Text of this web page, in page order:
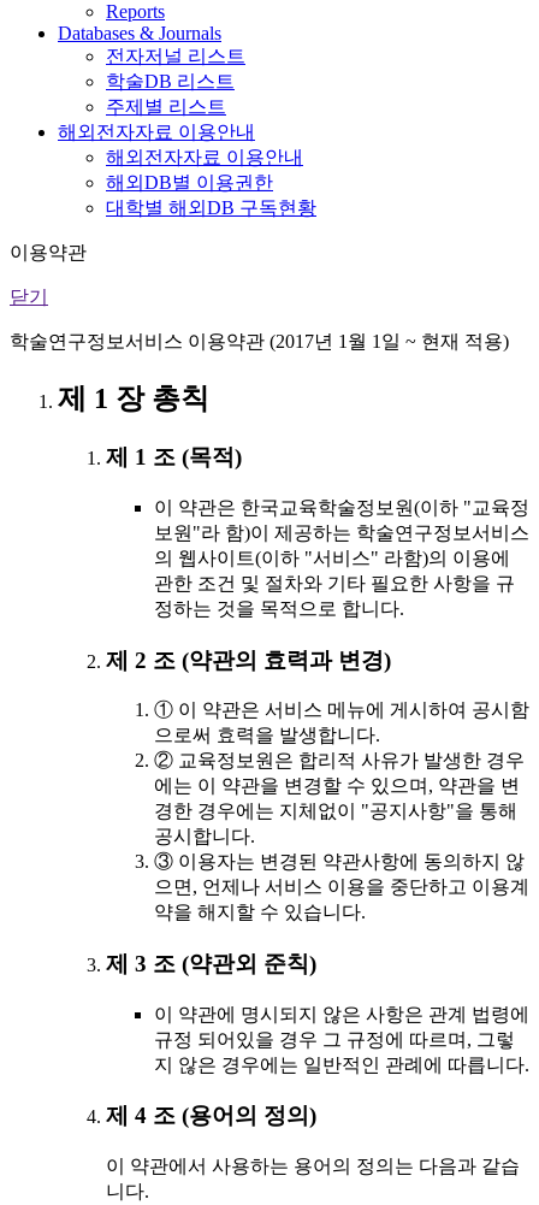
Reports
Databases & Journals
전자저널 리스트
학술DB 리스트
주제별 리스트
해외전자자료 이용안내
해외전자자료 이용안내
해외DB별 이용권한
대학별 해외DB 구독현황
이용약관
닫기
학술연구정보서비스 이용약관 (2017년 1월 1일 ~ 현재 적용)
제 1 장 총칙
제 1 조 (목적)
이 약관은 한국교육학술정보원(이하 "교육정
보원"라 함)이 제공하는 학술연구정보서비스
의 웹사이트(이하 "서비스" 라함)의 이용에
관한 조건 및 절차와 기타 필요한 사항을 규
정하는 것을 목적으로 합니다.
제 2 조 (약관의 효력과 변경)
① 이 약관은 서비스 메뉴에 게시하여 공시함
으로써 효력을 발생합니다.
② 교육정보원은 합리적 사유가 발생한 경우
에는 이 약관을 변경할 수 있으며, 약관을 변
경한 경우에는 지체없이 "공지사항"을 통해
공시합니다.
③ 이용자는 변경된 약관사항에 동의하지 않
으면, 언제나 서비스 이용을 중단하고 이용계
약을 해지할 수 있습니다.
제 3 조 (약관외 준칙)
이 약관에 명시되지 않은 사항은 관계 법령에
규정 되어있을 경우 그 규정에 따르며, 그렇
지 않은 경우에는 일반적인 관례에 따릅니다.
제 4 조 (용어의 정의)
이 약관에서 사용하는 용어의 정의는 다음과 같습
니다.